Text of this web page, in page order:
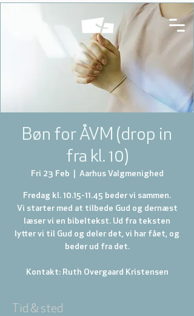
Bøn for ÅVM (drop in
fra kl. 10)
Fri 23 Feb Aarhus Valgmenighed
Fredag kl. 10.15-11.45 beder vi sammen.
Vi starter med at tilbede Gud og dernæst
læser vi en bibeltekst. Ud fra teksten
lytter vi til Gud og deler det, vi har fået, og
beder ud fra det.
Kontakt: Ruth Overgaard Kristensen
Tid & sted